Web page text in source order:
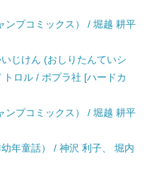
ンプコミックス） / 堀越 耕平
じけん (おしりたんていシ
ロル / ポプラ社 [ハードカ
ンプコミックス） / 堀越 耕平
年童話） / 神沢 利子、 堀内